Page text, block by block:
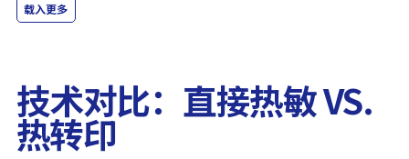
载入更多
技术对比：直接热敏 VS.
热转印